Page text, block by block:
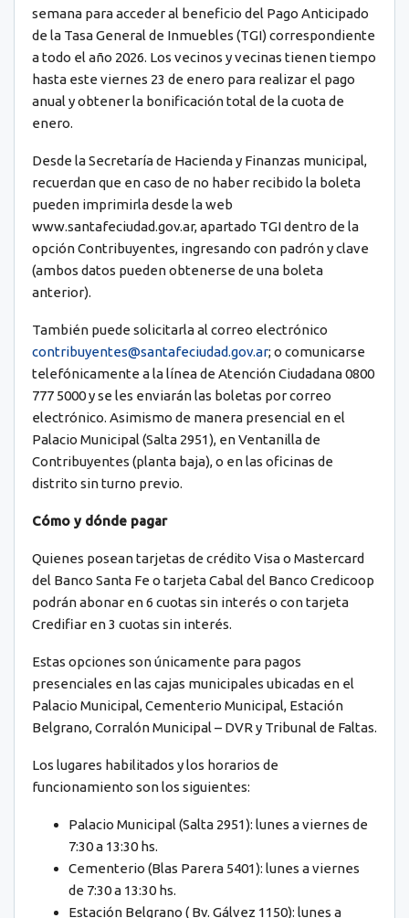
semana para acceder al beneficio del Pago Anticipado
de la Tasa General de Inmuebles (TGI) correspondiente
a todo el año 2026. Los vecinos y vecinas tienen tiempo
hasta este viernes 23 de enero para realizar el pago
anual y obtener la bonificación total de la cuota de
enero.
Desde la Secretaría de Hacienda y Finanzas municipal,
recuerdan que en caso de no haber recibido la boleta
pueden imprimirla desde la web
www.santafeciudad.gov.ar, apartado TGI dentro de la
opción Contribuyentes, ingresando con padrón y clave
(ambos datos pueden obtenerse de una boleta
anterior).
También puede solicitarla al correo electrónico
contribuyentes@santafeciudad.gov.ar; o comunicarse
telefónicamente a la línea de Atención Ciudadana 0800
777 5000 y se les enviarán las boletas por correo
electrónico. Asimismo de manera presencial en el
Palacio Municipal (Salta 2951), en Ventanilla de
Contribuyentes (planta baja), o en las oficinas de
distrito sin turno previo.
Cómo y dónde pagar
Quienes posean tarjetas de crédito Visa o Mastercard
del Banco Santa Fe o tarjeta Cabal del Banco Credicoop
podrán abonar en 6 cuotas sin interés o con tarjeta
Credifiar en 3 cuotas sin interés.
Estas opciones son únicamente para pagos
presenciales en las cajas municipales ubicadas en el
Palacio Municipal, Cementerio Municipal, Estación
Belgrano, Corralón Municipal – DVR y Tribunal de Faltas.
Los lugares habilitados y los horarios de
funcionamiento son los siguientes:
Palacio Municipal (Salta 2951): lunes a viernes de
7:30 a 13:30 hs.
Cementerio (Blas Parera 5401): lunes a viernes
de 7:30 a 13:30 hs.
Estación Belgrano ( Bv. Gálvez 1150): lunes a